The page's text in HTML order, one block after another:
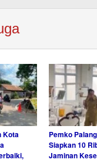
Kota
Pemko
Siapkan 10
Jaminan